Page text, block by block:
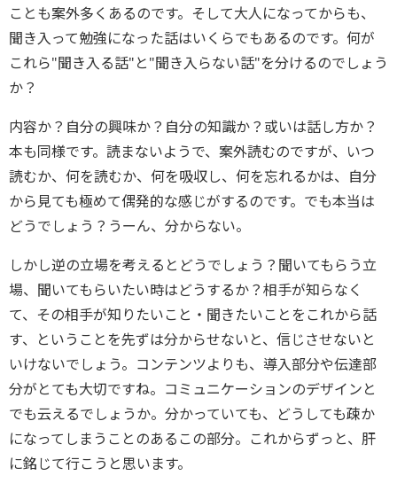
ことも案外多くあるのです。そして大人になってからも、
聞き入って勉強になった話はいくらでもあるのです。何が
これら"聞き入る話"と"聞き入らない話"を分けるのでしょう
か？
内容か？自分の興味か？自分の知識か？或いは話し方か？
本も同様です。読まないようで、案外読むのですが、いつ
読むか、何を読むか、何を吸収し、何を忘れるかは、自分
から見ても極めて偶発的な感じがするのです。でも本当は
どうでしょう？うーん、分からない。
しかし逆の立場を考えるとどうでしょう？聞いてもらう立
場、聞いてもらいたい時はどうするか？相手が知らなく
て、その相手が知りたいこと・聞きたいことをこれから話
す、ということを先ずは分からせないと、信じさせないと
いけないでしょう。コンテンツよりも、導入部分や伝達部
分がとても大切ですね。コミュニケーションのデザインと
でも云えるでしょうか。分かっていても、どうしても疎か
になってしまうことのあるこの部分。これからずっと、肝
に銘じて行こうと思います。